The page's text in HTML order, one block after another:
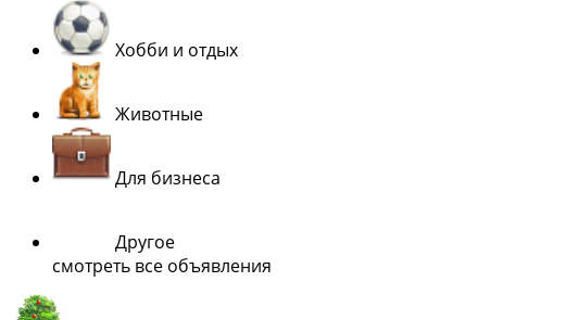
Хобби и отдых
Животные
Для бизнеса
Другое
смотреть все объявления